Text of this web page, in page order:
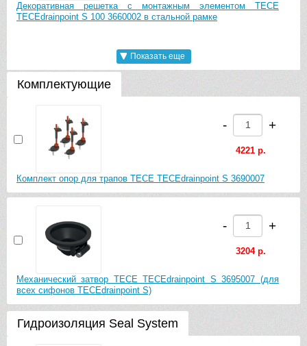
Декоративная решетка с монтажным элементом TECE
TECEdrainpoint S 100 3660002 в стальной рамке
Декоративная решетка с монтажным элементом TECE
TECEdrainpoint S 100 3660009 в стальной рамке, с
фиксаторами
9540 р.
Декоративная решетка с монтажным элементом TECE
TECEdrainpoint S 150 3660003 в пластиковой рамке
-
3879 р.
Показать еще
Комплектующие
Комплект опор для трапов TECE TECEdrainpoint S 3690007
- +
4221 р.
Механический затвор TECE TECEdrainpoint S 3695007 (для
всех сифонов TECEdrainpoint S)
- +
3204 р.
Гидроизоляция Seal System